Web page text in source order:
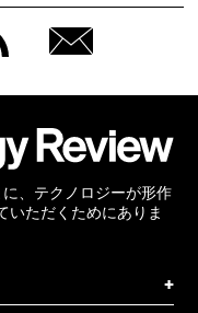
に、テクノロジーが形作
いただくためにありま
+